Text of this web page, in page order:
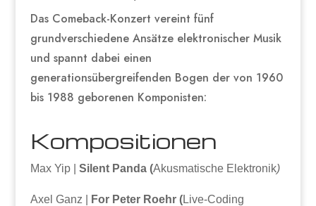
Das Comeback-Konzert vereint fünf
grundverschiedene Ansätze elektronischer Musik
und spannt dabei einen
generationsübergreifenden Bogen der von 1960
bis 1988 geborenen Komponisten:
Kompositionen
Max Yip | Silent Panda (Akusmatische Elektronik)
Axel Ganz | For Peter Roehr (Live-Coding